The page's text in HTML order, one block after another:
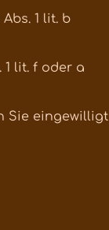
1 lit. b
lit. f oder a
Sie eingewilligt